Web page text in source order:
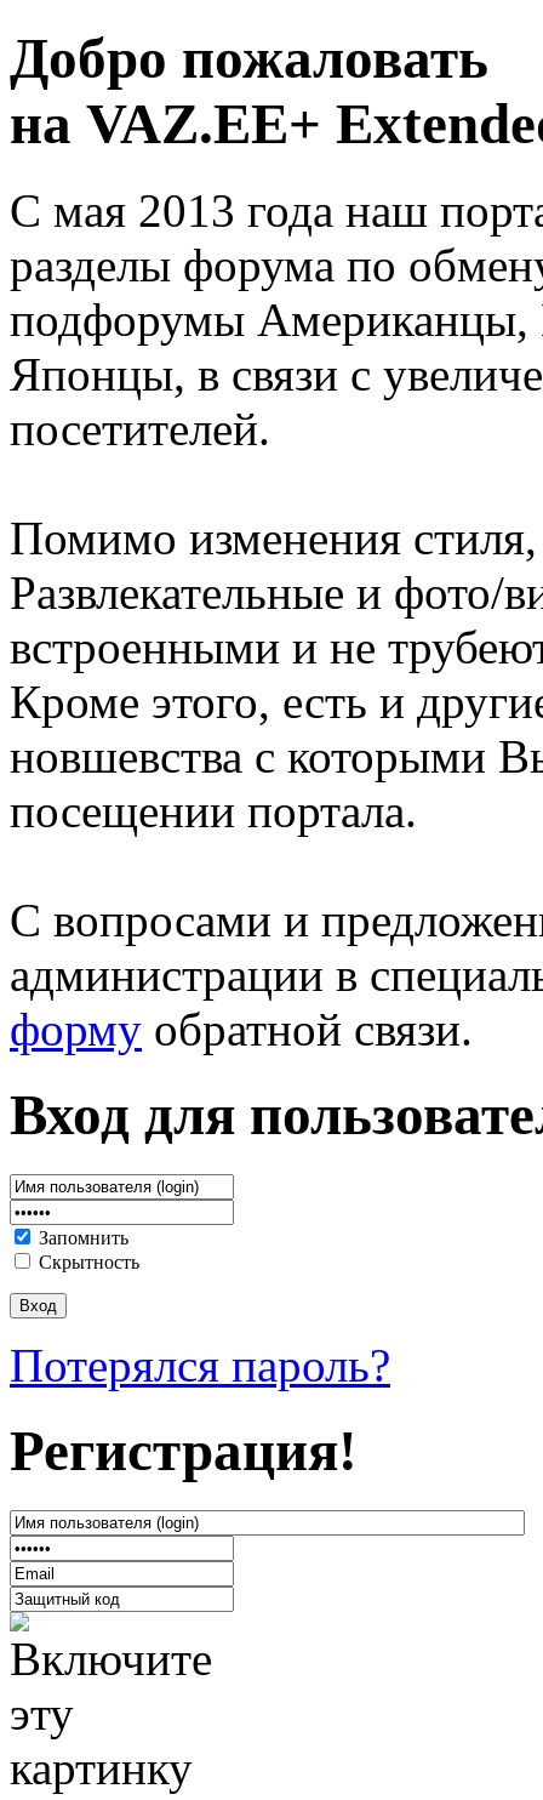
Добро пожаловать
на VAZ.EE+
С мая 2013 года наш
разделы форума по
подфорумы
Японцы, в связи с
посетителей.
Помимо изменения
Развлекательные и фото/
встроенными и не
Кроме этого, есть и
новшевства с которыми
посещении портала.
С вопросами и
администрации в
форму обратной связи.
Вход для
Запомнить
Скрытность
Потерялся пароль?
Регистрация!